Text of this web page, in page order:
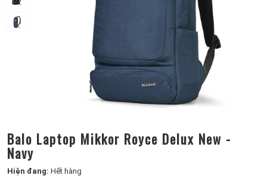
Balo Laptop Mikkor Royce Delux New -
Navy
Hiện đang: Hết hàng